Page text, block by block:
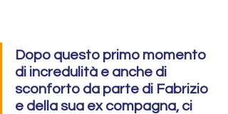
Dopo questo primo momento
di incredulità e anche di
sconforto da parte di Fabrizio
e della sua ex compagna, ci